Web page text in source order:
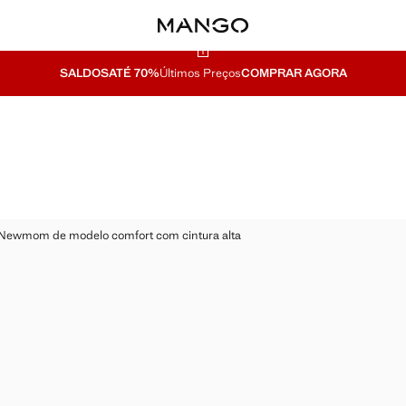
SALDOSATÉ 70%Últimos PreçosCOMPRAR AGORA
NEWMOM DE MODELO COMFORT COM CINTURA ALTA
NEWMOM DE MODELO COMFORT COM CINTURA ALTA
NEWMOM DE MODELO COMFORT COM CINTURA ALTA
NEWMOM DE MODELO COMFORT COM CINTURA ALTA
NEWMOM DE MODELO COMFORT COM CINTURA ALTA
NEWMOM DE MODELO COMFORT COM CINTURA ALTA
NEWMOM DE MODELO COMFORT COM CINTURA ALTA
de modelo comfort com cintura alta
NEWMOM DE MODELO COMFORT COM CINTURA ALTA
]